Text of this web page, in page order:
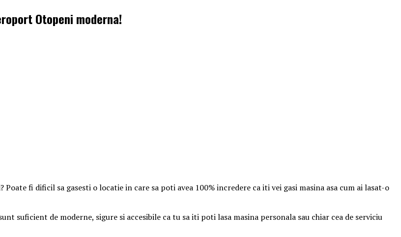
Otopeni moderna!
fi dificil sa gasesti o locatie in care sa poti avea 100% incredere ca iti vei gasi masina asa cum ai lasat-o
suficient de moderne, sigure si accesibile ca tu sa iti poti lasa masina personala sau chiar cea de serviciu